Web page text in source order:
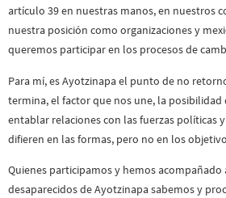
artículo 39 en nuestras manos, en nuestros
nuestra posición como organizaciones y
queremos participar en los procesos de
Para mí, es Ayotzinapa el punto de no
termina, el factor que nos une, la
entablar relaciones con las fuerzas políticas
difieren en las formas, pero no en los
Quienes participamos y hemos acompañado
desaparecidos de Ayotzinapa sabemos y